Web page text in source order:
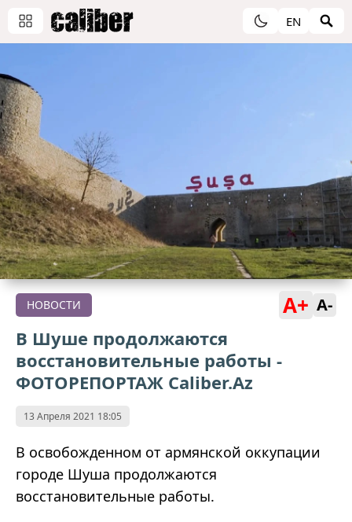
EN
НОВОСТИ A+ A-
В Шуше продолжаются
восстановительные работы -
ФОТОРЕПОРТАЖ Caliber.Az
13 Апреля 2021 18:05
В освобожденном от армянской оккупации
городе Шуша продолжаются
восстановительные работы.